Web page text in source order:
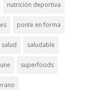
nutrición deportiva
ponte en forma
salud saludable
superfoods